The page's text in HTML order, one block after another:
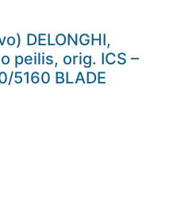
DELONGHI,
peilis, orig. ICS –
5160 BLADE